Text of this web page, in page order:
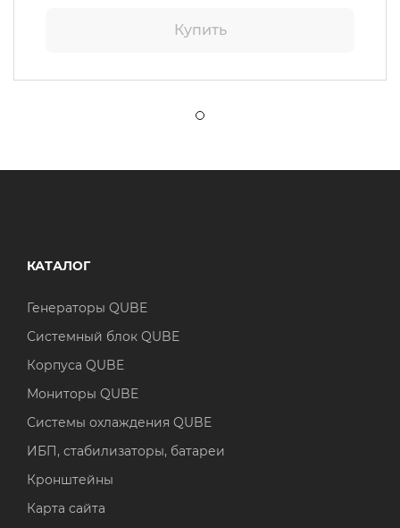
Купить
КАТАЛОГ
Генераторы QUBE
Системный блок QUBE
Корпуса QUBE
Мониторы QUBE
Системы охлаждения QUBE
ИБП, стабилизаторы, батареи
Кронштейны
Карта сайта